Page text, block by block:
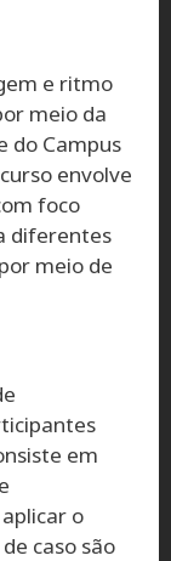
e ritmo
meio da
do Campus
envolve
foco
diferentes
meio de
em
o
caso são